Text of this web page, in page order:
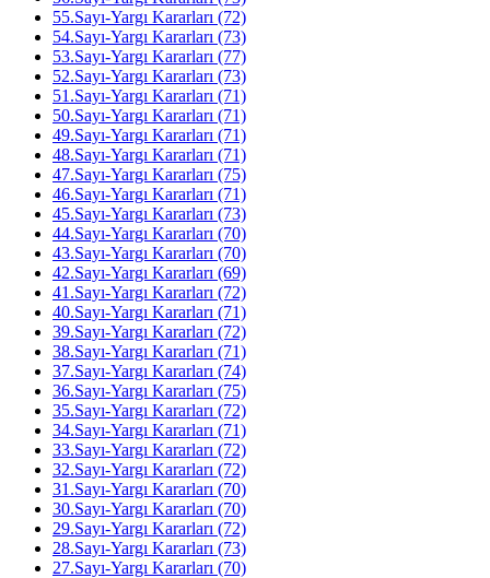
55.Sayı-Yargı Kararları (72)
54.Sayı-Yargı Kararları (73)
53.Sayı-Yargı Kararları (77)
52.Sayı-Yargı Kararları (73)
51.Sayı-Yargı Kararları (71)
50.Sayı-Yargı Kararları (71)
49.Sayı-Yargı Kararları (71)
48.Sayı-Yargı Kararları (71)
47.Sayı-Yargı Kararları (75)
46.Sayı-Yargı Kararları (71)
45.Sayı-Yargı Kararları (73)
44.Sayı-Yargı Kararları (70)
43.Sayı-Yargı Kararları (70)
42.Sayı-Yargı Kararları (69)
41.Sayı-Yargı Kararları (72)
40.Sayı-Yargı Kararları (71)
39.Sayı-Yargı Kararları (72)
38.Sayı-Yargı Kararları (71)
37.Sayı-Yargı Kararları (74)
36.Sayı-Yargı Kararları (75)
35.Sayı-Yargı Kararları (72)
34.Sayı-Yargı Kararları (71)
33.Sayı-Yargı Kararları (72)
32.Sayı-Yargı Kararları (72)
31.Sayı-Yargı Kararları (70)
30.Sayı-Yargı Kararları (70)
29.Sayı-Yargı Kararları (72)
28.Sayı-Yargı Kararları (73)
27.Sayı-Yargı Kararları (70)